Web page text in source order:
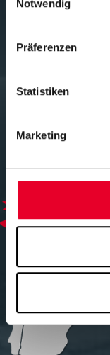
Notwendig
Präferenzen
Statistiken
Marketing